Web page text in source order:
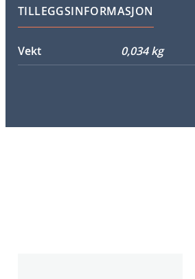
TILLEGGSINFORMASJON
Vekt 0,034 kg